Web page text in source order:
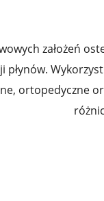
założeń
płynów.
ortopedyczne